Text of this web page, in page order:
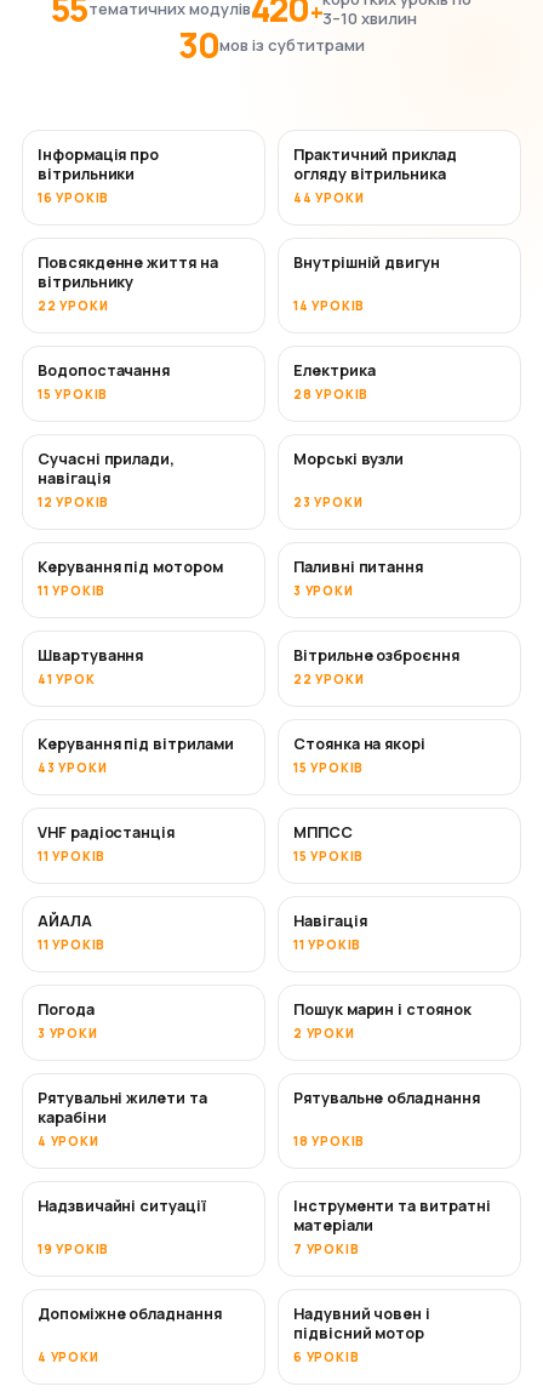
тематичних модулів +3–10 хвилин
30мов із субтитрами
Інформація про
вітрильники
16 УРОКІВ
Практичний приклад
огляду вітрильника
44 УРОКИ
Повсякденне життя на
вітрильнику
22 УРОКИ
Внутрішній двигун
14 УРОКІВ
Водопостачання
15 УРОКІВ
Електрика
28 УРОКІВ
Сучасні прилади,
навігація
12 УРОКІВ
Морські вузли
23 УРОКИ
Керування під мотором
11 УРОКІВ
Паливні питання
3 УРОКИ
Швартування
41 УРОК
Вітрильне озброєння
22 УРОКИ
Керування під вітрилами
43 УРОКИ
Стоянка на якорі
15 УРОКІВ
VHF радіостанція
11 УРОКІВ
МППСС
15 УРОКІВ
АЙАЛА
11 УРОКІВ
Навігація
11 УРОКІВ
Погода
3 УРОКИ
Пошук марин і стоянок
2 УРОКИ
Рятувальні жилети та
карабіни
4 УРОКИ
Рятувальне обладнання
18 УРОКІВ
Надзвичайні ситуації
19 УРОКІВ
Інструменти та витратні
матеріали
7 УРОКІВ
Допоміжне обладнання
4 УРОКИ
Надувний човен і
підвісний мотор
6 УРОКІВ